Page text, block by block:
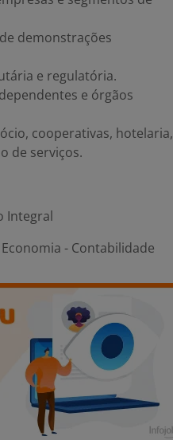
demonstrações
e regulatória.
e órgãos
cooperativas, hotelaria,
de serviços.
Integral
- Contabilidade